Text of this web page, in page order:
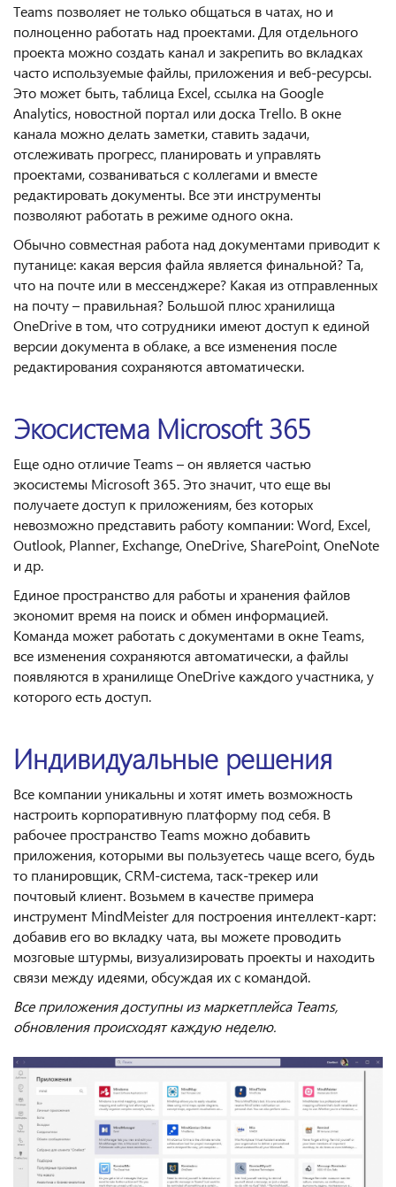
Teams позволяет не только общаться в чатах, но и
полноценно работать над проектами. Для отдельного
проекта можно создать канал и закрепить во вкладках
часто используемые файлы, приложения и веб-ресурсы.
Это может быть, таблица Excel, ссылка на Google
Analytics, новостной портал или доска Trello. В окне
канала можно делать заметки, ставить задачи,
отслеживать прогресс, планировать и управлять
проектами, созваниваться с коллегами и вместе
редактировать документы. Все эти инструменты
позволяют работать в режиме одного окна.
Обычно совместная работа над документами приводит к
путанице: какая версия файла является финальной? Та,
что на почте или в мессенджере? Какая из отправленных
на почту – правильная? Большой плюс хранилища
OneDrive в том, что сотрудники имеют доступ к единой
версии документа в облаке, а все изменения после
редактирования сохраняются автоматически.
Экосистема Microsoft 365
Еще одно отличие Teams – он является частью
экосистемы Microsoft 365. Это значит, что еще вы
получаете доступ к приложениям, без которых
невозможно представить работу компании: Word, Excel,
Outlook, Planner, Exchange, OneDrive, SharePoint, OneNote
и др.
Единое пространство для работы и хранения файлов
экономит время на поиск и обмен информацией.
Команда может работать с документами в окне Teams,
все изменения сохраняются автоматически, а файлы
появляются в хранилище OneDrive каждого участника, у
которого есть доступ.
Индивидуальные решения
Все компании уникальны и хотят иметь возможность
настроить корпоративную платформу под себя. В
рабочее пространство Teams можно добавить
приложения, которыми вы пользуетесь чаще всего, будь
то планировщик, CRM-система, таск-трекер или
почтовый клиент. Возьмем в качестве примера
инструмент MindMeister для построения интеллект-карт:
добавив его во вкладку чата, вы можете проводить
мозговые штурмы, визуализировать проекты и находить
связи между идеями, обсуждая их с командой.
Все приложения доступны из маркетплейса Teams,
обновления происходят каждую неделю.